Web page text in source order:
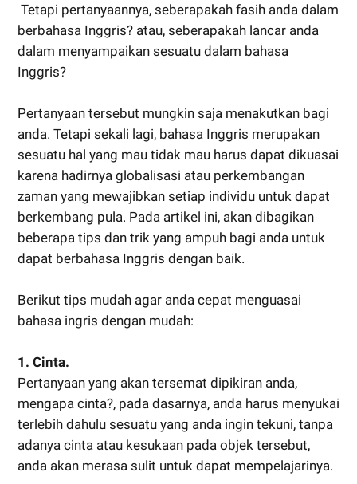
Tetapi pertanyaannya, seberapakah fasih anda dalam
berbahasa Inggris? atau, seberapakah lancar anda
dalam menyampaikan sesuatu dalam bahasa
Inggris?
Pertanyaan tersebut mungkin saja menakutkan bagi
anda. Tetapi sekali lagi, bahasa Inggris merupakan
sesuatu hal yang mau tidak mau harus dapat dikuasai
karena hadirnya globalisasi atau perkembangan
zaman yang mewajibkan setiap individu untuk dapat
berkembang pula. Pada artikel ini, akan dibagikan
beberapa tips dan trik yang ampuh bagi anda untuk
dapat berbahasa Inggris dengan baik.
Berikut tips mudah agar anda cepat menguasai
bahasa ingris dengan mudah:
1. Cinta.
Pertanyaan yang akan tersemat dipikiran anda,
mengapa cinta?, pada dasarnya, anda harus menyukai
terlebih dahulu sesuatu yang anda ingin tekuni, tanpa
adanya cinta atau kesukaan pada objek tersebut,
anda akan merasa sulit untuk dapat mempelajarinya.